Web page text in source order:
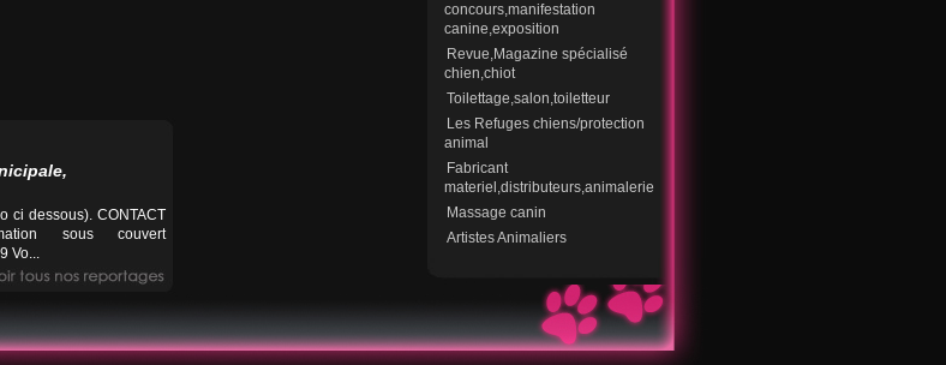
concours,manifestation
canine,exposition
Revue,Magazine spécialisé
chien,chiot
Toilettage,salon,toiletteur
Les Refuges chiens/protection
animal
Fabricant
materiel,distributeurs,animalerie
Massage canin
Artistes Animaliers
ci dessous). CONTACT
sous couvert
Vo...